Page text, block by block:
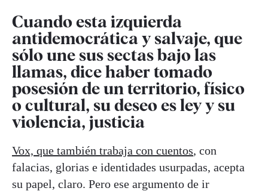
Cuando esta izquierda
antidemocrática y salvaje, que
sólo une sus sectas bajo las
llamas, dice haber tomado
posesión de un territorio, físico
o cultural, su deseo es ley y su
violencia, justicia
Vox, que también trabaja con cuentos, con
falacias, glorias e identidades usurpadas, acepta
su papel, claro. Pero ese argumento de ir